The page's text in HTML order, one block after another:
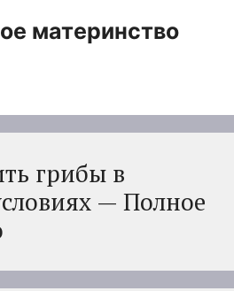
материнство
грибы в
— Полное